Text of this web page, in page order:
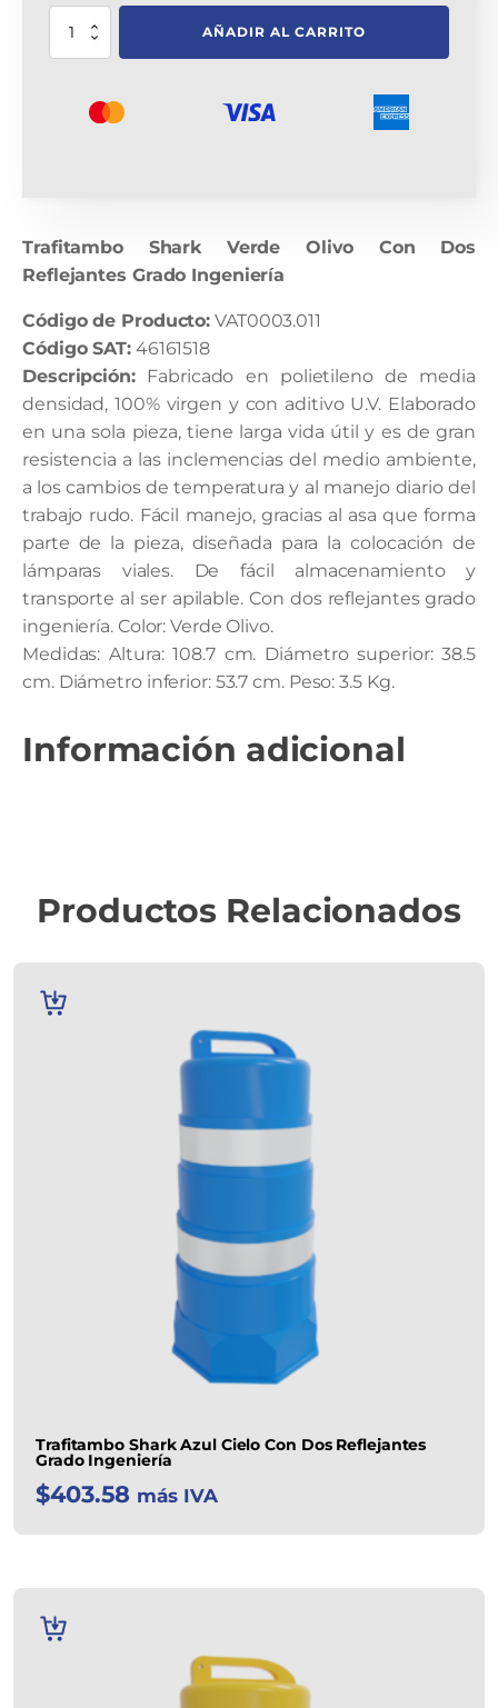
Trafitambo
AÑADIR AL CARRITO
Trafitambo Shark Verde Olivo Con Dos
Reflejantes Grado Ingeniería
Código de Producto: VAT0003.011
Código SAT:46161518
Descripción:Fabricado en polietileno de media
densidad, 100% virgen y con aditivo U.V. Elaborado
en una sola pieza, tiene larga vida útil y es de gran
resistencia a las inclemencias del medio ambiente,
a los cambios de temperatura y al manejo diario del
trabajo rudo. Fácil manejo, gracias al asa que forma
parte de la pieza, diseñada para la colocación de
lámparas viales. De fácil almacenamiento y
transporte al ser apilable. Con dos reflejantes grado
ingeniería. Color: Verde Olivo.
Medidas: Altura: 108.7 cm. Diámetro superior: 38.5
cm. Diámetro inferior: 53.7 cm. Peso: 3.5 Kg.
Información adicional
Productos Relacionados
Trafitambo Shark Azul Cielo Con Dos Reflejantes
Grado Ingeniería
$403.58 más IVA
AÑADIR
AL
CARRITO
AÑADIR
AL
CARRITO